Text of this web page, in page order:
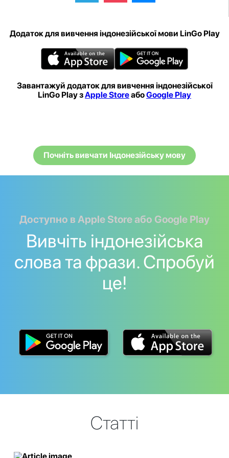
Додаток для вивчення індонезійської мови LinGo Play
Завантажуй додаток для вивчення індонезійської
LinGo Play зApple StoreабоGoogle Play
Почніть вивчати Індонезійську мову
Доступно в Apple Store або Google Play
Вивчіть індонезійська
слова та фрази. Спробуй
це!
Статті